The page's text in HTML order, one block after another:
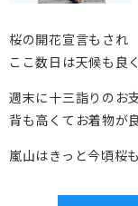
桜の開花宣言もされ
ここ数日は天候も良
週末に十三詣りのお
背も高くてお着物が
嵐山はきっと今頃桜